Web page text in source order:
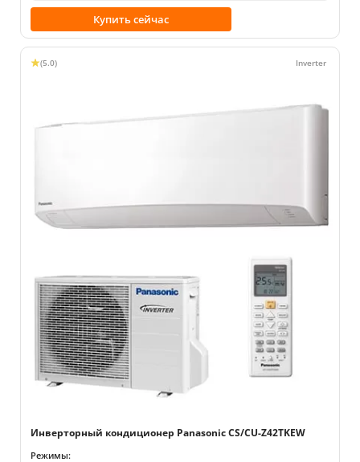
Купить сейчас
(5.0)
Инверторный кондиционер Panasonic CS/CU-Z42TKEW
Режимы: